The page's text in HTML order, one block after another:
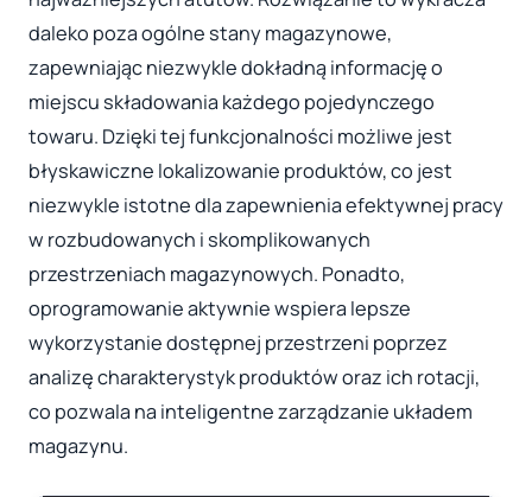
daleko poza ogólne stany magazynowe,
zapewniając niezwykle dokładną informację o
miejscu składowania każdego pojedynczego
towaru. Dzięki tej funkcjonalności możliwe jest
błyskawiczne lokalizowanie produktów, co jest
niezwykle istotne dla zapewnienia efektywnej pracy
w rozbudowanych i skomplikowanych
przestrzeniach magazynowych. Ponadto,
oprogramowanie aktywnie wspiera lepsze
wykorzystanie dostępnej przestrzeni poprzez
analizę charakterystyk produktów oraz ich rotacji,
co pozwala na inteligentne zarządzanie układem
magazynu.